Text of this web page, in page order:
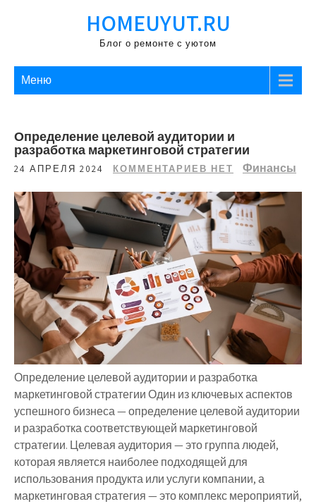
HOMEUYUT.RU
Блог о ремонте с уютом
Меню
Определение целевой аудитории и
разработка маркетинговой стратегии
24 АПРЕЛЯ 2024 КОММЕНТАРИЕВ НЕТ Финансы
Определение целевой аудитории и разработка
маркетинговой стратегии Один из ключевых аспектов
успешного бизнеса — определение целевой аудитории
и разработка соответствующей маркетинговой
стратегии. Целевая аудитория — это группа людей,
которая является наиболее подходящей для
использования продукта или услуги компании, а
маркетинговая стратегия — это комплекс мероприятий,